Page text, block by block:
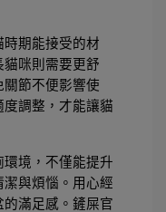
期能接受的材
咪則需要更舒
節不便影響使
調整，才能讓貓
境，不僅能提升
與煩惱。用心經
滿足感。鏟屎官